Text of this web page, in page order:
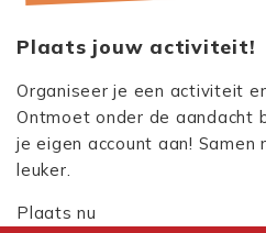
Plaats jouw activiteit!
Organiseer je een activiteit
Ontmoet onder de aandacht
je eigen account aan! Samen
leuker.
Plaats nu